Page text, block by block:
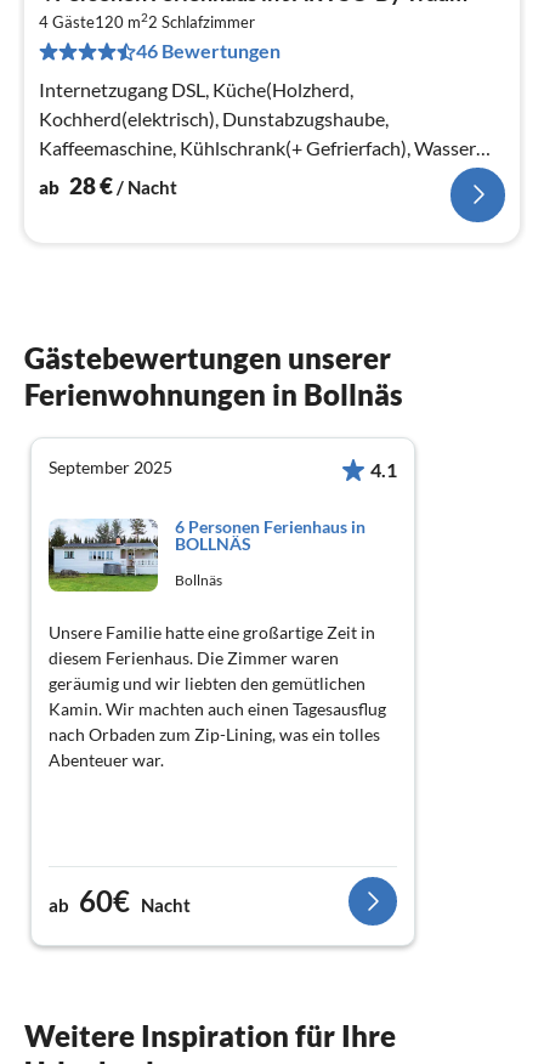
4 Gäste120 m22 Schlafzimmer
46 Bewertungen
Internetzugang DSL, Küche(Holzherd,
Kochherd(elektrisch), Dunstabzugshaube,
Kaffeemaschine, Kühlschrank(+ Gefrierfach), Wasser
vom Brunnen)
ab 28€/ Nacht
Gästebewertungen unserer
Ferienwohnungen in Bollnäs
September 2025 4.1
6 Personen Ferienhaus in
BOLLNÄS
Bollnäs
Unsere Familie hatte eine großartige Zeit in
diesem Ferienhaus. Die Zimmer waren
geräumig und wir liebten den gemütlichen
Kamin. Wir machten auch einen Tagesausflug
nach Orbaden zum Zip-Lining, was ein tolles
Abenteuer war.
ab 60€ Nacht
Weitere Inspiration für Ihre